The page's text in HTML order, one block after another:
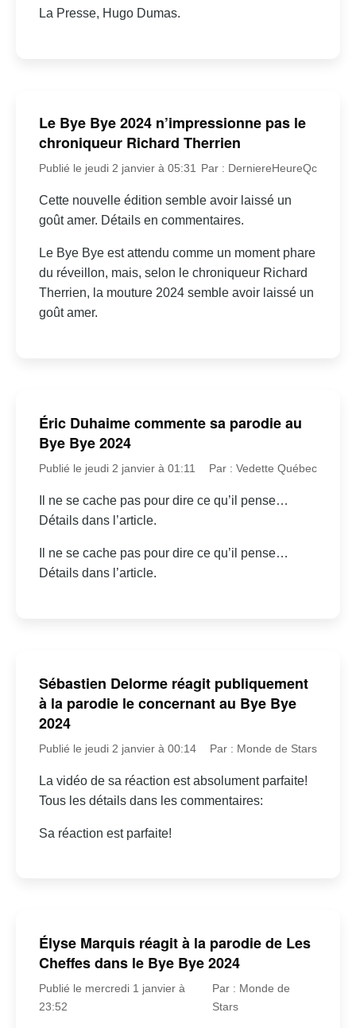
La Presse, Hugo Dumas.
Le Bye Bye 2024 n’impressionne pas le
chroniqueur Richard Therrien
Publié le jeudi 2 janvier à 05:31 Par : DerniereHeureQc
Cette nouvelle édition semble avoir laissé un
goût amer. Détails en commentaires.
Le Bye Bye est attendu comme un moment phare
du réveillon, mais, selon le chroniqueur Richard
Therrien, la mouture 2024 semble avoir laissé un
goût amer.
Éric Duhaime commente sa parodie au
Bye Bye 2024
Publié le jeudi 2 janvier à 01:11 Par : Vedette Québec
Il ne se cache pas pour dire ce qu’il pense…
Détails dans l’article.
Il ne se cache pas pour dire ce qu’il pense…
Détails dans l’article.
Sébastien Delorme réagit publiquement
à la parodie le concernant au Bye Bye
2024
Publié le jeudi 2 janvier à 00:14 Par : Monde de Stars
La vidéo de sa réaction est absolument parfaite!
Tous les détails dans les commentaires:
Sa réaction est parfaite!
Élyse Marquis réagit à la parodie de Les
Cheffes dans le Bye Bye 2024
Publié le mercredi 1 janvier à
23:52
Par : Monde de
Stars